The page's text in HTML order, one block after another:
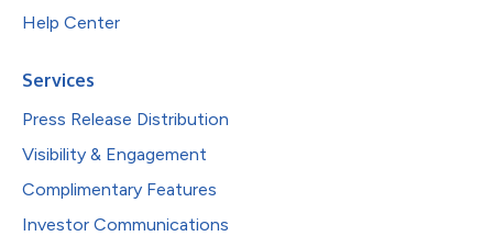
Help Center
Services
Press Release Distribution
Visibility & Engagement
Complimentary Features
Investor Communications